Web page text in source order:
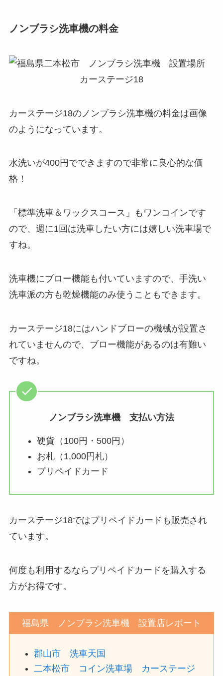
ノンブラシ洗車機の料金
カーステージ18のノンブラシ洗車機の料金は画像
のようになっています。
水洗いが400円でできますので非常に良心的な価
格！
「標準洗車＆ワックスコース」もワンコインです
ので、週に1回は洗車したい方には嬉しい洗車場で
すね。
洗車機にブロー機能も付いていますので、手洗い
洗車派の方も乾燥機能のみ使うこともできます。
カーステージ18にはハンドブローの機械が設置さ
れていませんので、ブロー機能があるのは有難い
ですね。
ノンブラシ洗車機 支払い方法
硬貨（100円・500円）
お札（1,000円札）
プリペイドカード
カーステージ18ではプリペイドカードも販売され
ています。
何度も利用するならプリペイドカードを購入する
方がお得です。
福島県 ノンブラシ洗車機 設置店レポート
郡山市 洗車天国
二本松市 コイン洗車場 カーステージ